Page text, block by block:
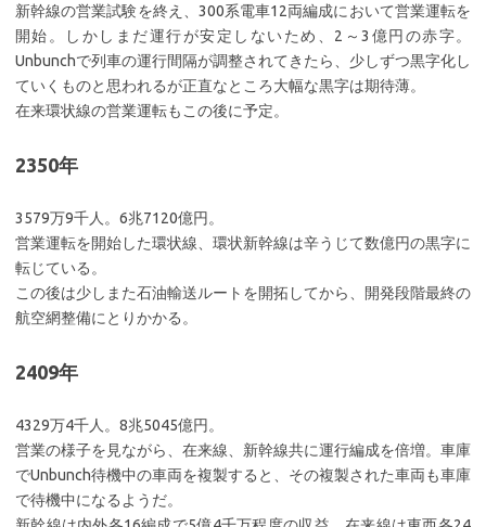
新幹線の営業試験を終え、300系電車12両編成において営業運転を
開始。しかしまだ運行が安定しないため、2～3億円の赤字。
Unbunchで列車の運行間隔が調整されてきたら、少しずつ黒字化し
ていくものと思われるが正直なところ大幅な黒字は期待薄。
在来環状線の営業運転もこの後に予定。
2350年
3579万9千人。6兆7120億円。
営業運転を開始した環状線、環状新幹線は辛うじて数億円の黒字に
転じている。
この後は少しまた石油輸送ルートを開拓してから、開発段階最終の
航空網整備にとりかかる。
2409年
4329万4千人。8兆5045億円。
営業の様子を見ながら、在来線、新幹線共に運行編成を倍増。車庫
でUnbunch待機中の車両を複製すると、その複製された車両も車庫
で待機中になるようだ。